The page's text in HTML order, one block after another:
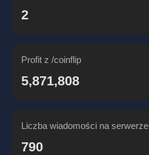
2
Profit z /coinflip
5,871,808
Liczba wiadomości na serwerze
790